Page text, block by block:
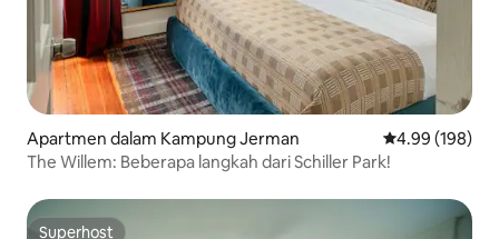
Apartmen dalam Kampung Jerman Penarafan
4.99 (198)
The Willem: Beberapa langkah dari Schiller Park!
Superhost